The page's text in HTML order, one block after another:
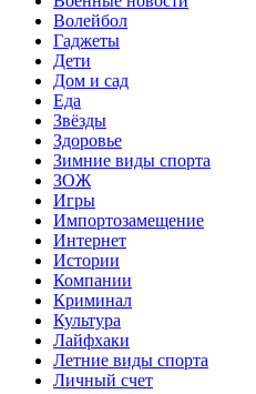
Волейбол
Гаджеты
Дети
Дом и сад
Еда
Звёзды
Здоровье
Зимние виды спорта
ЗОЖ
Игры
Импортозамещение
Интернет
Истории
Компании
Криминал
Культура
Лайфхаки
Летние виды спорта
Личный счет